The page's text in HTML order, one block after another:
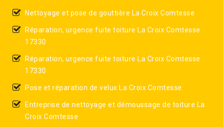
Nettoyage et pose de gouttière La Croix Comtesse
Réparation, urgence fuite toiture La Croix Comtesse
17330
Réparation, urgence fuite toiture La Croix Comtesse
17330
Pose et réparation de velux La Croix Comtesse
Entreprise de nettoyage et démoussage de toiture La
Croix Comtesse